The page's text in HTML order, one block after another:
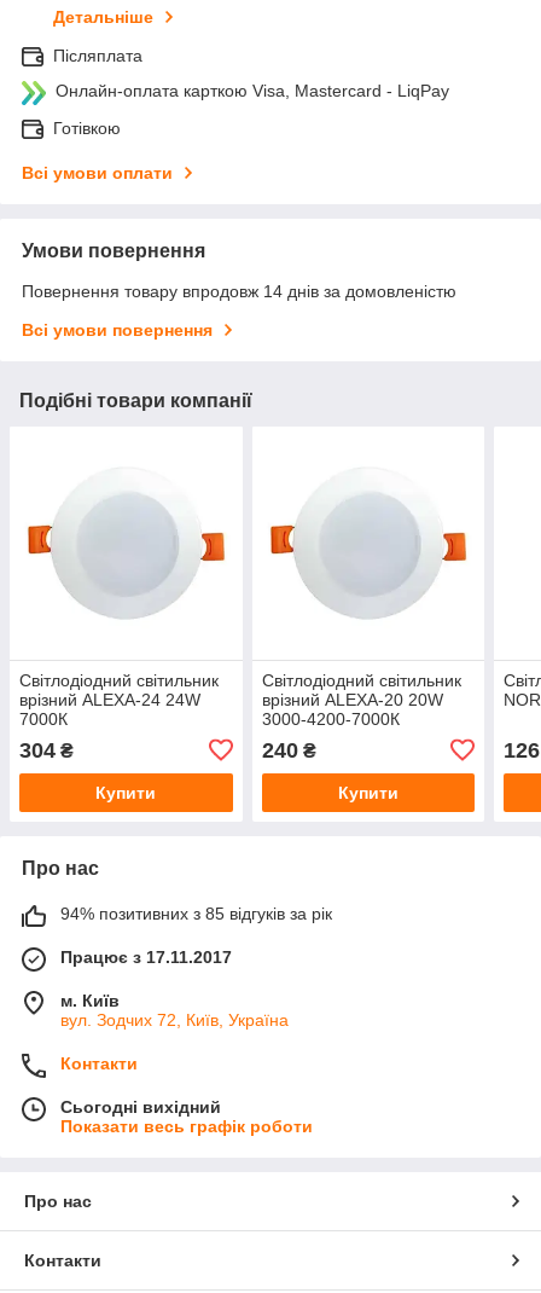
Детальніше
Післяплата
Онлайн-оплата карткою Visa, Mastercard - LiqPay
Готівкою
Всі умови оплати
Умови повернення
Повернення товару впродовж 14 днів за домовленістю
Всі умови повернення
Подібні товари компанії
Світлодіодний світильник
врізний ALEXA-24 24W
7000К
304 ₴
Купити
Світлодіодний світильник
врізний ALEXA-20 20W
3000-4200-7000К
240₴
Купити
126
Про нас
94% позитивних з 85 відгуків за рік
Працює з 17.11.2017
м. Київ
вул. Зодчих 72, Київ, Україна
Контакти
Сьогодні вихідний
Показати весь графік роботи
Про нас
Контакти